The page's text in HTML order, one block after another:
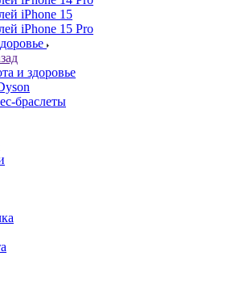
iPhone 15
iPhone 15 Pro
и здоровье
браслеты